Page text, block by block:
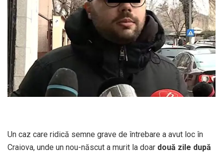
Un caz care ridică semne grave de întrebare a avut loc în
Craiova, unde un nou-născut a murit la doar două zile după